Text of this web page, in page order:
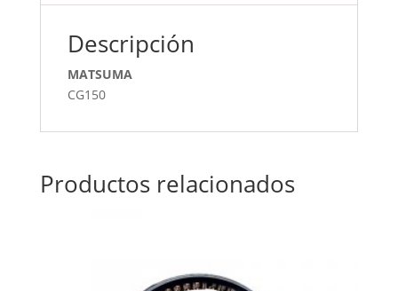
Descripción
MATSUMA
CG150
Productos relacionados